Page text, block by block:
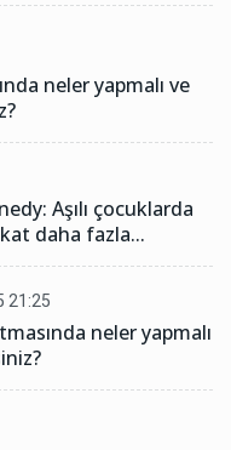
neler yapmalı ve
Aşılı çocuklarda
daha fazla...
21:25
neler yapmalı